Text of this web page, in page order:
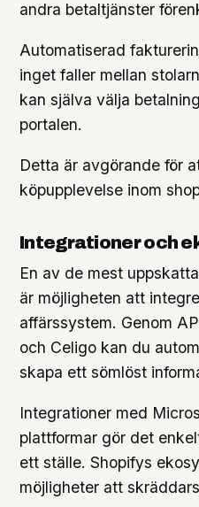
andra betaltjänster
Automatiserad
inget faller mellan
kan själva välja
portalen.
Detta är avgörande för
köpupplevelse inom
Integrationer och
En av de mest
är möjligheten att
affärssystem. Genom
och Celigo kan du
skapa ett sömlöst
Integrationer med
plattformar gör det
ett ställe. Shopifys
möjligheter att